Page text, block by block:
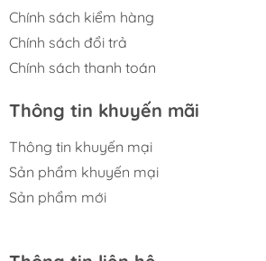
Chính sách kiểm hàng
Chính sách đổi trả
Chính sách thanh toán
Thông tin khuyến mãi
Thông tin khuyến mại
Sản phẩm khuyến mại
Sản phẩm mới